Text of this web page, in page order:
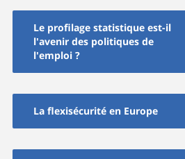
Le profilage statistique est-il
l'avenir des politiques de
l'emploi ?
La flexisécurité en Europe